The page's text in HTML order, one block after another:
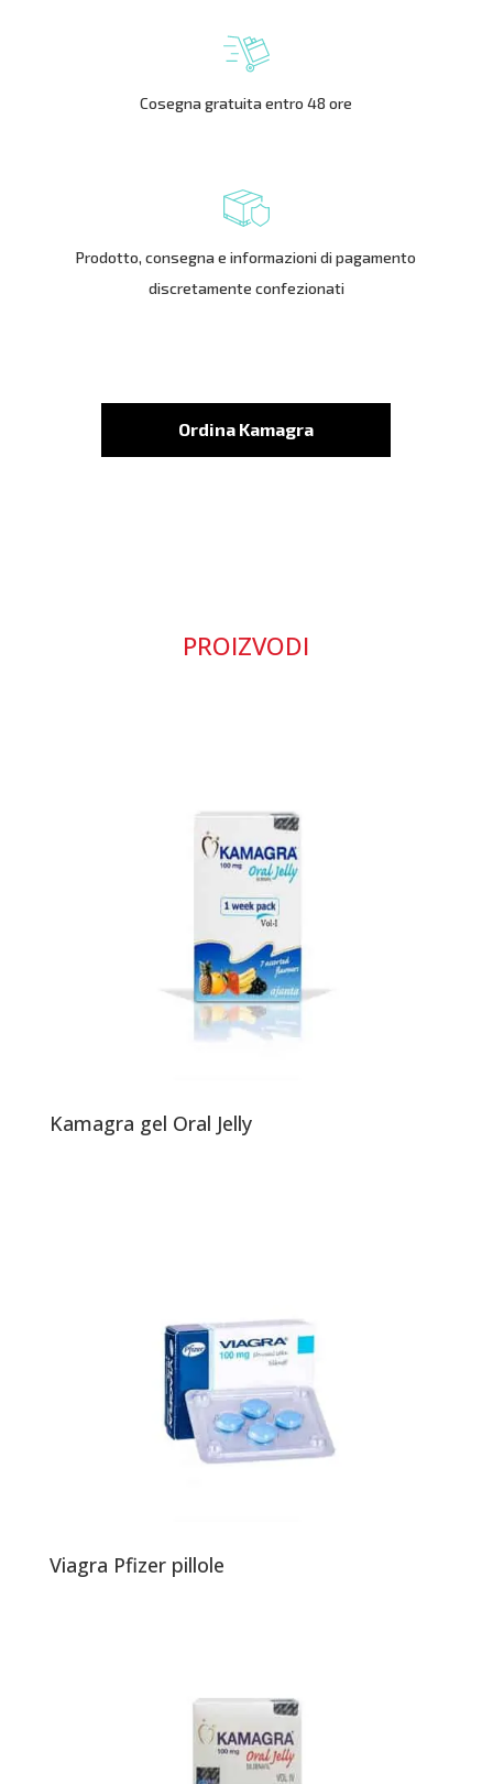
Cosegna gratuita entro 48 ore
Prodotto, consegna e informazioni di pagamento
discretamente confezionati
Ordina Kamagra
PROIZVODI
Kamagra gel Oral Jelly
Viagra Pfizer pillole